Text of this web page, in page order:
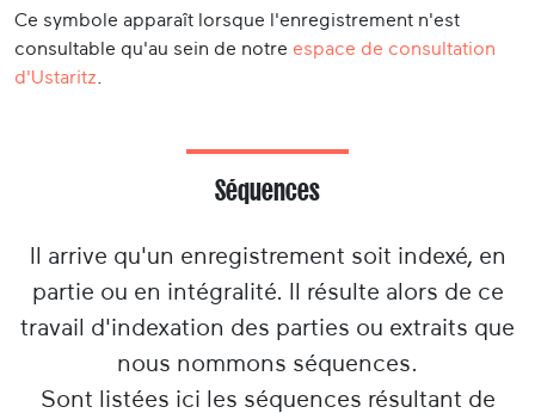
Ce symbole apparaît lorsque l'enregistrement n'est
consultable qu'au sein de notre espace de consultation
d'Ustaritz
Séquences
Il arrive qu'un enregistrement soit indexé, en
partie ou en intégralité. Il résulte alors de ce
travail d'indexation des parties ou extraits que
nous nommons séquences.
Sont listées ici les séquences résultant de